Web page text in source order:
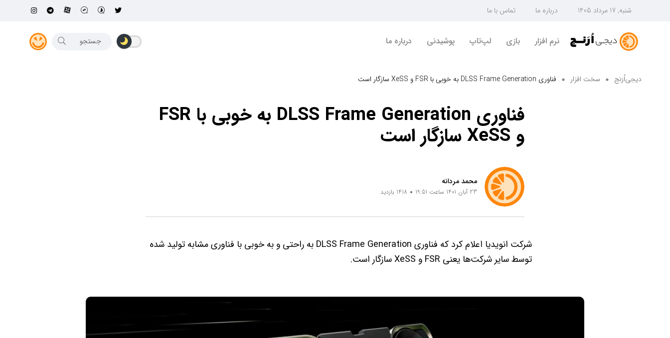
شنبه, 17 مرداد 1405 درباره ما تماس با ما
نرم افزار بازی لپ‌تاپ پوشیدنی درباره ما
دیجی‌اُرَنج سخت افزار فناوری DLSS Frame Generation به خوبی با FSR و XeSS سازگار است
فناوری DLSS Frame Generation به خوبی با FSR
و XeSS سازگار است
محمد مردانه
23 آبان 1401 ساعت 19:51 1418 بازدید
شرکت انویدیا اعلام کرد که فناوری DLSS Frame Generation به راحتی و به خوبی با فناوری مشابه تولید شده
توسط سایر شرکت‌ها یعنی FSR و XeSS سازگار است.